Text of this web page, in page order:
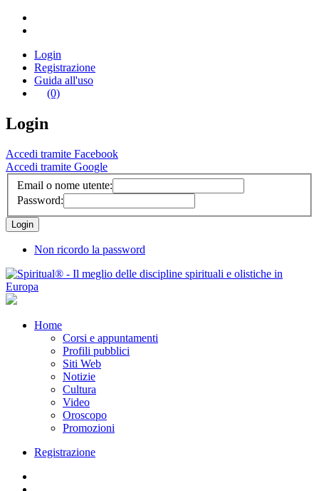
Login
Registrazione
Guida all'uso
(0)
Login
Accedi tramite Facebook
Accedi tramite Google
Email o nome utente:
Password:
Non ricordo la password
Home
Corsi e appuntamenti
Profili pubblici
Siti Web
Notizie
Cultura
Video
Oroscopo
Promozioni
Registrazione